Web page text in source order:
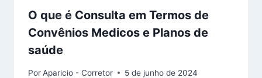
O que é Consulta em Termos de
Convênios Medicos e Planos de
saúde
PorAparicio - Corretor 5 de junho de 2024